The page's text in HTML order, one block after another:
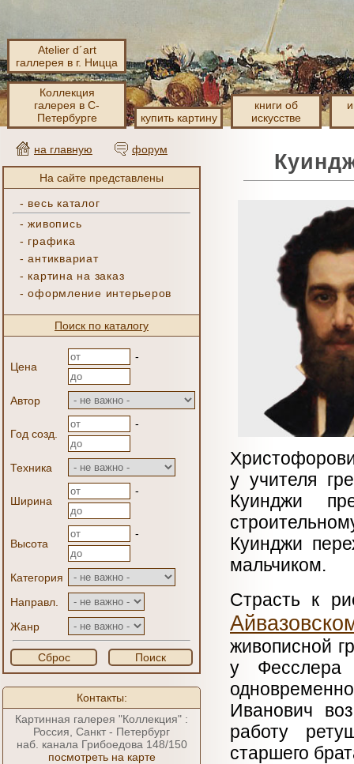
Atelier d´art
галлерея в г. Ницца
Коллекция
галерея в С-
Петербурге
купить картину
книги об
искусстве
на главную форум
На сайте представлены
- весь каталог
-живопись
- графика
-антиквариат
- картина на заказ
-оформление интерьеров
Поиск по каталогу
Цена
-
Автор
Год созд.
-
Техника
Ширина
-
Высота
-
Категория
Направл.
Жанр
Сброс Поиск
Контакты:
Картинная галерея "Коллекция" :
Россия, Санкт - Петербург
наб. канала Грибоедова 148/150
посмотреть на карте
у учителя
Куинджи
Куинджи
мальчиком.
Страсть к
живописной
у Фесслера
Иванович
работу
старшего